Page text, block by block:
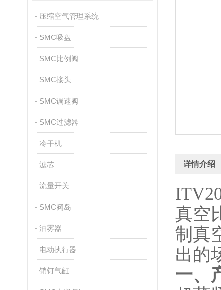
压缩空气管理系统
SMC吸盘
SMC比例阀
SMC接头
SMC调速阀
SMC过滤器
冷干机
滤芯
流量开关
SMC阀岛
油雾器
电动执行器
销钉气缸
详情介绍
真空
制真
出的
一、